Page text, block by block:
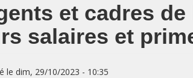
et cadres
salaires et
le dim, 29/10/2023 - 10:35